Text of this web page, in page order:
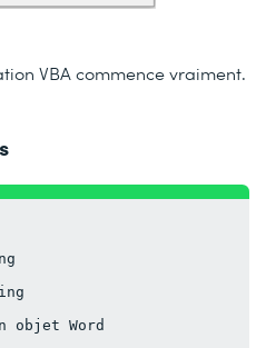
VBA commence vraiment.
objet Word